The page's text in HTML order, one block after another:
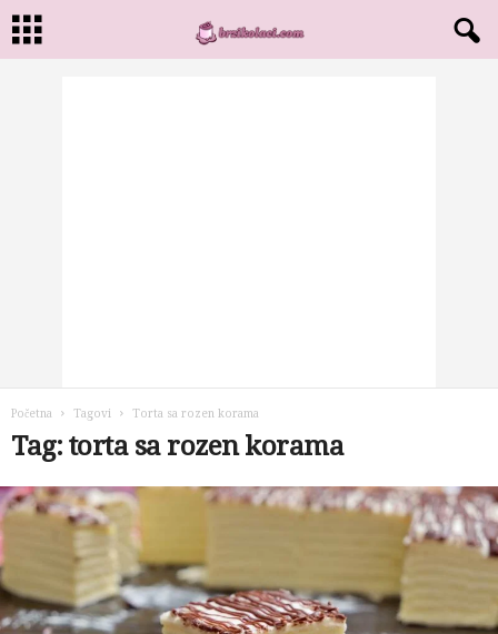
Početna Tagovi Torta sa rozen korama
Tag: torta sa rozen korama